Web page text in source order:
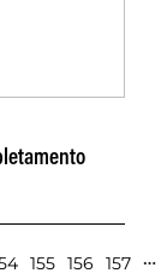
155 156 157 …